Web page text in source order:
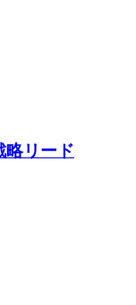
略リード